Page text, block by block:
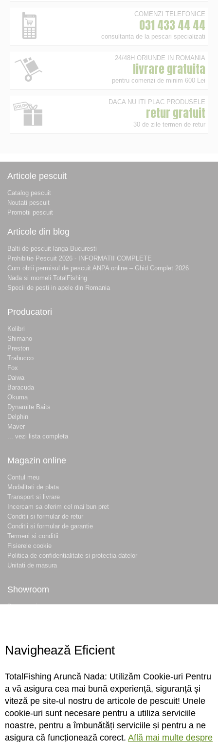
COMENZI TELEFONICE
031 433 44 44
consultanta de la pescari specializati
24/48H ORIUNDE IN ROMANIA
livrare gratuita
pentru comenzi de minim 600 Lei
DACA NU ITI PLAC PRODUSELE
retur gratuit
30 de zile termen de retur
Articole pescuit
Catalog pescuit
Noutati pescuit
Promotii pescuit
Articole din blog
Balti de pescuit langa Bucuresti
Prohibitie Pescuit 2026 - INFORMATII COMPLETE
Cum obtii permisul de pescuit ANPA online – Ghid Complet 2026
Nada si momeli TotalFishing
Specii de pesti in apele din Romania
Producatori
Kolibri
Shimano
Preston
Trabucco
Fox
Daiwa
Baracuda
Okuma
Dynamite Baits
Delphin
Maver
... vezi lista completa
Magazin online
Contul meu
Modalitati de plata
Transport si livrare
Incercam sa oferim cel mai bun pret
Conditii si formular de retur
Conditii si formular de garantie
Termeni si conditii
Fisierele cookie
Politica de confidentialitate si protectia datelor
Unitati de masura
Showroom
Despre noi
Conecteaza-te
Sa ne cunoastem mai bine. Vino alaturi de noi pe reteaua ta preferata. Te
asteptam cu stiri, surprize, concursuri, premii ...
Navighează Eficient
TotalFishing Aruncă Nada: Utilizăm Cookie-uri Pentru
a vă asigura cea mai bună experiență, siguranță și
viteză pe site-ul nostru de articole de pescuit! Unele
cookie-uri sunt necesare pentru a utiliza serviciile
noastre, pentru a îmbunătăți serviciile și pentru a ne
asigura că funcționează corect. Află mai multe despre